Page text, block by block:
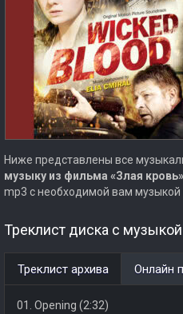
Ниже представлены все
музыку из фильма «Злая кровь»
mp3 с необходимой вам
Треклист диска с
Треклист архива Онлайн
01. Opening (2:32)